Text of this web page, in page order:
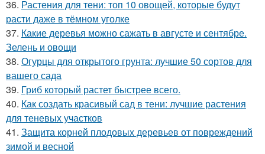
36. Растения для тени: топ 10 овощей, которые будут
расти даже в тёмном уголке
37. Какие деревья можно сажать в августе и сентябре.
Зелень и овощи
38. Огурцы для открытого грунта: лучшие 50 сортов для
вашего сада
39. Гриб который растет быстрее всего.
40. Как создать красивый сад в тени: лучшие растения
для теневых участков
41. Защита корней плодовых деревьев от повреждений
зимой и весной